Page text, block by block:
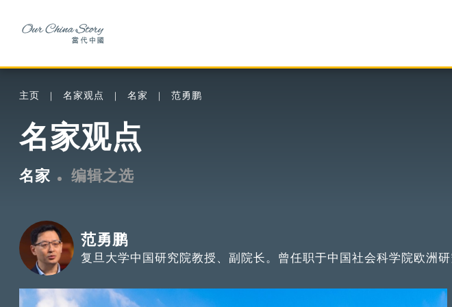
主页 名家观点 名家 范勇鹏
名家观点
名家 编辑之选
范勇鹏
复旦大学中国研究院教授、副院长。曾任职于中国社会科学院欧洲